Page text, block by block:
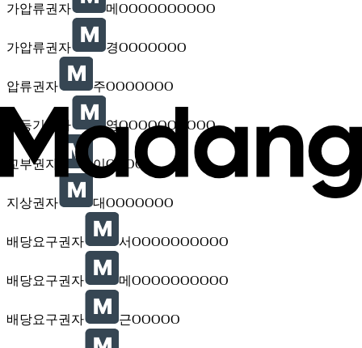
가압류권자 메OOOOOOOOOO
가압류권자 경OOOOOOO
압류권자 주OOOOOOO
가등기권자 영OOOOOOOOOO
교부권자 이OOOO
지상권자 대OOOOOOO
배당요구권자 서OOOOOOOOOO
배당요구권자 메OOOOOOOOOO
배당요구권자 근OOOOO